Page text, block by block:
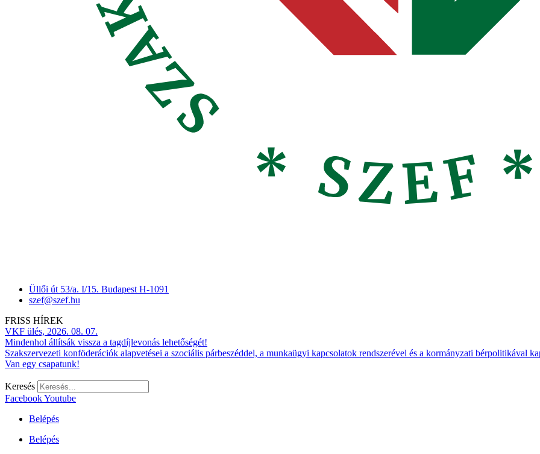
Üllői út 53/a. I/15. Budapest H-1091
szef@szef.hu
FRISS HÍREK
VKF ülés, 2026. 08. 07.
Mindenhol állítsák vissza a tagdíjlevonás lehetőségét!
Szakszervezeti konföderációk alapvetései a szociális párbeszéddel, a munkaügyi kapcsolatok rendszerével és a kormányzati bérpolitikával
Van egy csapatunk!
Keresés
FacebookYoutube
Belépés
Belépés